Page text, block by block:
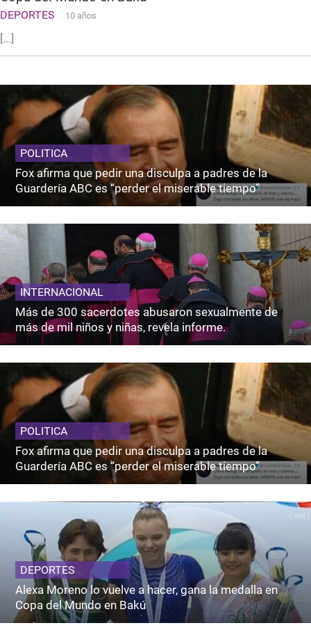
DEPORTES 10 años
[...]
POLITICA
Fox afirma que pedir una disculpa a padres de la
Guardería ABC es “perder el miserable tiempo”
INTERNACIONAL
Más de 300 sacerdotes abusaron sexualmente de
más de mil niños y niñas, revela informe.
POLITICA
Fox afirma que pedir una disculpa a padres de la
Guardería ABC es “perder el miserable tiempo”
DEPORTES
Alexa Moreno lo vuelve a hacer, gana la medalla en
Copa del Mundo en Bakú